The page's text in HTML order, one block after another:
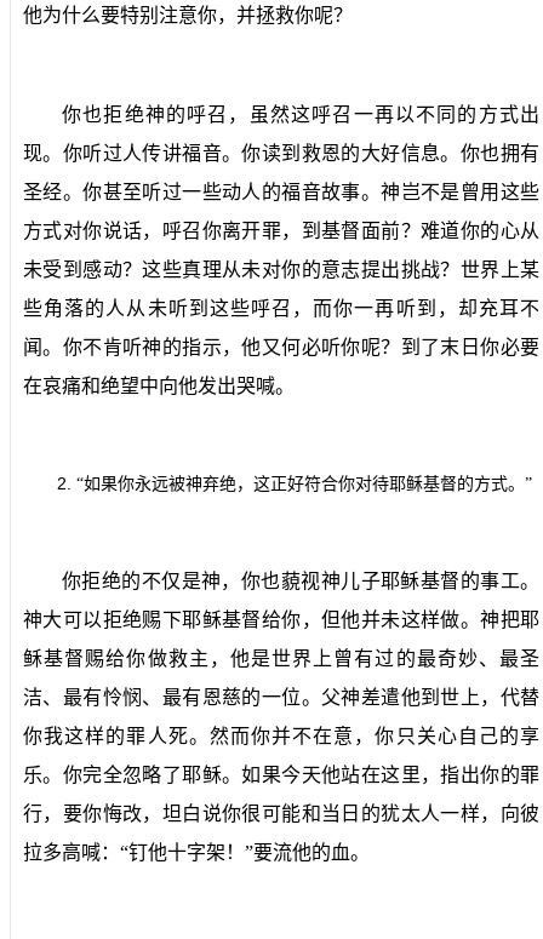
他为什么要特别注意你，并拯救你呢？
你也拒绝神的呼召，虽然这呼召一再以不同的方式出
现。你听过人传讲福音。你读到救恩的大好信息。你也拥有
圣经。你甚至听过一些动人的福音故事。神岂不是曾用这些
方式对你说话，呼召你离开罪，到基督面前？难道你的心从
未受到感动？这些真理从未对你的意志提出挑战？世界上某
些角落的人从未听到这些呼召，而你一再听到，却充耳不
闻。你不肯听神的指示，他又何必听你呢？到了末日你必要
在哀痛和绝望中向他发出哭喊。
2. “如果你永远被神弃绝，这正好符合你对待耶稣基督的方式。”
你拒绝的不仅是神，你也藐视神儿子耶稣基督的事工。
神大可以拒绝赐下耶稣基督给你，但他并未这样做。神把耶
稣基督赐给你做救主，他是世界上曾有过的最奇妙、最圣
洁、最有怜悯、最有恩慈的一位。父神差遣他到世上，代替
你我这样的罪人死。然而你并不在意，你只关心自己的享
乐。你完全忽略了耶稣。如果今天他站在这里，指出你的罪
行，要你悔改，坦白说你很可能和当日的犹太人一样，向彼
拉多高喊：“钉他十字架！”要流他的血。